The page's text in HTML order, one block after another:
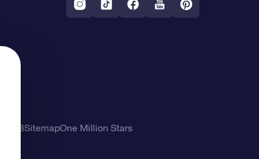
AGBSitemapOne Million Stars